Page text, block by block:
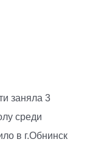
заняла 3
среди
в г.Обнинск